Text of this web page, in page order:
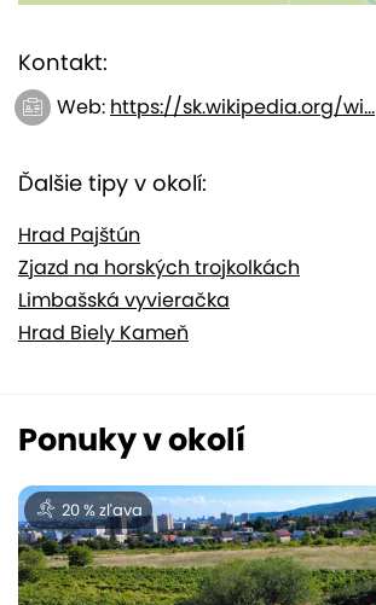
Kontakt:
Web: https://sk.wikipedia.org/wi...
Ďalšie tipy v okolí:
Hrad Pajštún
Zjazd na horských trojkolkách
Limbašská vyvieračka
Hrad Biely Kameň
Ponuky v okolí
20 % zľava